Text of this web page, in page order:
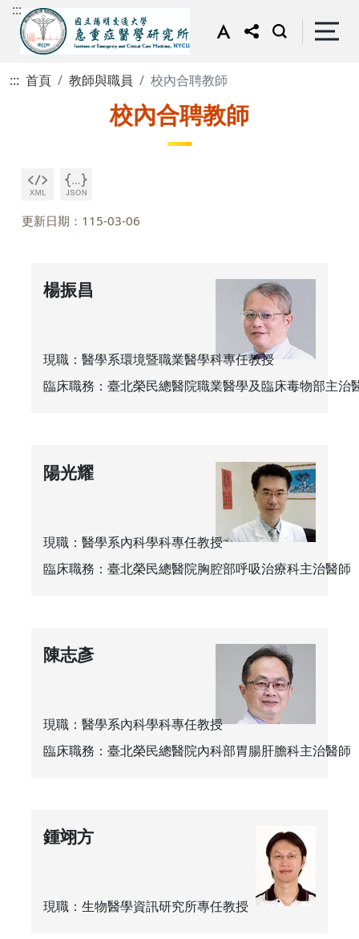
:::
::: 首頁 教師與職員 校內合聘教師
校內合聘教師
更新日期：115-03-06
楊振昌
現職：醫學系環境暨職業醫學科專任教授
臨床職務：臺北榮民總醫院職業醫學及臨床毒物部主治
陽光耀
現職：醫學系內科學科專任教授
臨床職務：臺北榮民總醫院胸腔部呼吸治療科主治醫師
陳志彥
現職：醫學系內科學科專任教授
臨床職務：臺北榮民總醫院內科部胃腸肝膽科主治醫師
鍾翊方
現職：生物醫學資訊研究所專任教授